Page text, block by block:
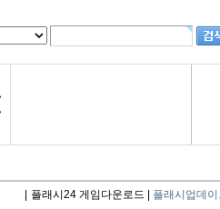
플래시24 게임다운로드 | 플래시업데이